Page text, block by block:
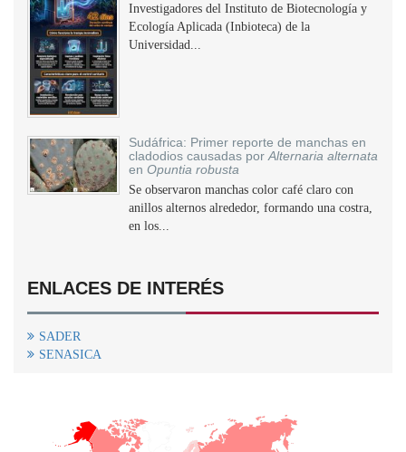
Investigadores del Instituto de Biotecnología y
Ecología Aplicada (Inbioteca) de la
Universidad...
Sudáfrica: Primer reporte de manchas en
cladodios causadas por Alternaria alternata
en Opuntia robusta
Se observaron manchas color café claro con
anillos alternos alrededor, formando una costra,
en los...
ENLACES DE INTERÉS
SADER
SENASICA